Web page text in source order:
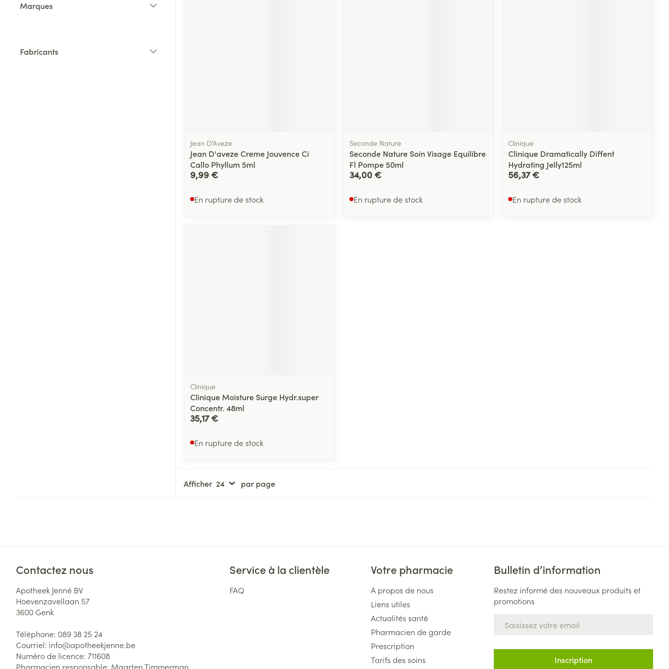
Marques
Fabricants
Jean D'Aveze
Jean D'aveze Creme Jouvence Ci
Callo Phyllum 5ml
9,99 €
En rupture de stock
Seconde Nature
Seconde Nature Soin Visage Equilibre
Fl Pompe 50ml
34,00 €
En rupture de stock
Clinique
Clinique Dramatically Diffent
Hydrating Jelly125ml
56,37 €
En rupture de stock
Clinique
Clinique Moisture Surge Hydr.super
Concentr. 48ml
35,17 €
En rupture de stock
Afficher par page
Contactez nous
Apotheek Jenné BV
Hoevenzavellaan 57
3600 Genk
Téléphone: 089 38 25 24
Courriel: info@apotheekjenne.be
Numéro de licence: 711608
Pharmacien responsable: Maarten Timmerman
Service à la clientèle
FAQ
Votre pharmacie
A propos de nous
Liens utiles
Actualités santé
Pharmacien de garde
Prescription
Tarifs des soins
Bulletin d’information
Restez informé des nouveaux produits et
promotions
Inscription